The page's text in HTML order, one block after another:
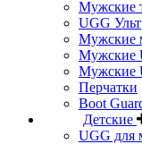
Мужские
UGG
Мужские
Мужские
Мужские
Перчатки
Boot
Детские
UGG для